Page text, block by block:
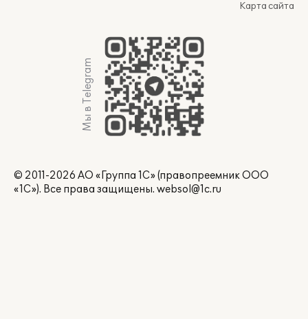
Карта сайта
Мы в Telegram
© 2011-2026 АО «Группа 1С» (правопреемник ООО
«1С»). Все права защищены. websol@1c.ru